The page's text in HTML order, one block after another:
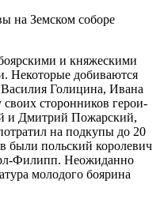
на Земском соборе
и княжескими
Некоторые добиваются
Голицина, Ивана
сторонников герои-
и Дмитрий Пожарский,
на подкупы до 20
были польский королевич
Филипп. Неожиданно
молодого боярина